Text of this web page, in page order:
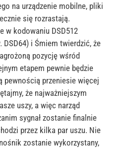
na urządzenie mobilne, pliki
się rozrastają.
w kodowaniu DSD512
i Śmiem twierdzić, że
pozycję wśród
etapem pewnie będzie
pewnością przeniesie więcej
że najważniejszym
uszy, a więc narząd
sygnał zostanie finalnie
przez kilka par uszu. Nie
zostanie wykorzystany,